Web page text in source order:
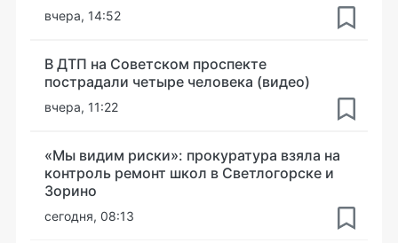
вчера, 14:52
В ДТП на Советском проспекте
пострадали четыре человека (видео)
вчера, 11:22
«Мы видим риски»: прокуратура взяла на
контроль ремонт школ в Светлогорске и
Зорино
сегодня, 08:13